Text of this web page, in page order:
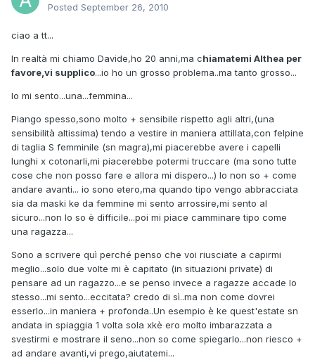
Posted September 26, 2010
ciao a tt...
In realtà mi chiamo Davide,ho 20 anni,ma chiamatemi Althea per
favore,vi supplico...io ho un grosso problema..ma tanto grosso...
Io mi sento...una...femmina...
Piango spesso,sono molto + sensibile rispetto agli altri,(una
sensibilità altissima) tendo a vestire in maniera attillata,con felpine
di taglia S femminile (sn magra),mi piacerebbe avere i capelli
lunghi x cotonarli,mi piacerebbe potermi truccare (ma sono tutte
cose che non posso fare e allora mi dispero...) Io non so + come
andare avanti... io sono etero,ma quando tipo vengo abbracciata
sia da maski ke da femmine mi sento arrossire,mi sento al
sicuro...non lo so è difficile...poi mi piace camminare tipo come
una ragazza...
Sono a scrivere quì perché penso che voi riusciate a capirmi
meglio...solo due volte mi è capitato (in situazioni private) di
pensare ad un ragazzo...e se penso invece a ragazze accade lo
stesso...mi sento...eccitata? credo di sì..ma non come dovrei
esserlo...in maniera + profonda..Un esempio è ke quest'estate sn
andata in spiaggia 1 volta sola xkè ero molto imbarazzata a
svestirmi e mostrare il seno...non so come spiegarlo...non riesco +
ad andare avanti,vi prego,aiutatemi...